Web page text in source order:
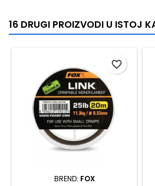
16 DRUGI PROIZVODI U ISTOJ
BREND: FOX
favorite_border